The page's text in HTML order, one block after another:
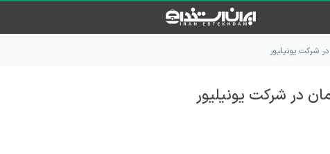
شرکت یونیلیور
در شرکت یونیلیور